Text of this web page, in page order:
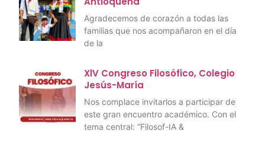
Agradecemos de corazón a todas las
familias que nos acompañaron en el día
de la
XlV Congreso Filosófico, Colegio
Jesús-María
Nos complace invitarlos a participar de
este gran encuentro académico. Con el
tema central: “Filosof-IA &